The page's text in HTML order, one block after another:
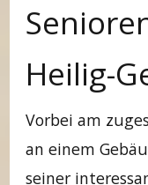
Heilig-
Vorbei am
an einem
seiner